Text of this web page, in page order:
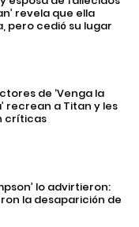
revela que ella
pero cedió su lugar
de ‘Venga la
recrean a Titan y les
críticas
lo advirtieron:
la desaparición de